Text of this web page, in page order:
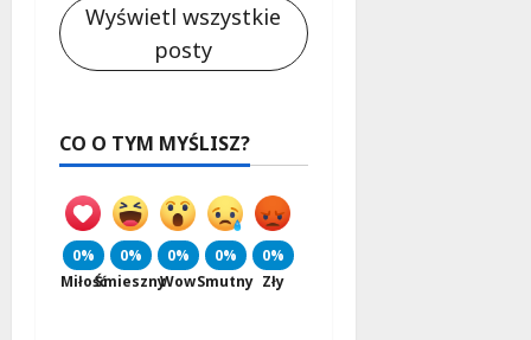
Wyświetl wszystkie
posty
CO O TYM MYŚLISZ?
0%
Miłość
0%
Śmieszny
0%
Wow
0%
Smutny
0%
Zły